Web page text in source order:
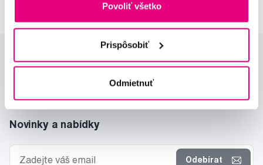
Povoliť všetko
Prispôsobiť
Odmietnuť
Novinky a nabídky
Odebírat